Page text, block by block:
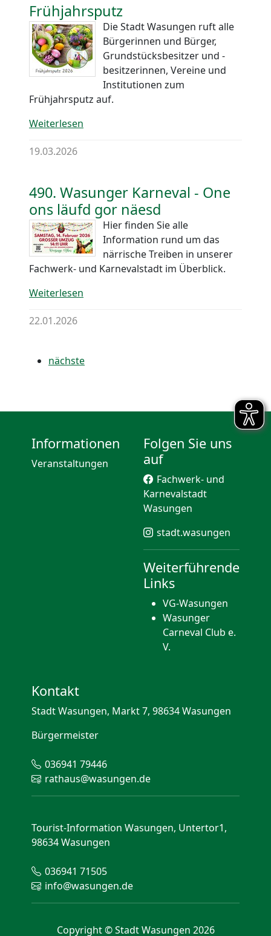
Frühjahrsputz
Die Stadt Wasungen ruft alle
Bürgerinnen und Bürger,
Grundstücksbesitzer und -
besitzerinnen, Vereine und
Institutionen zum
Frühjahrsputz auf.
Weiterlesen
19.03.2026
490. Wasunger Karneval - One
ons läufd gor näesd
Hier finden Sie alle
Information rund um das
närrische Treiben in unserer
Fachwerk- und Karnevalstadt im Überblick.
Weiterlesen
22.01.2026
nächste
Informationen
Veranstaltungen
Folgen Sie uns
auf
Fachwerk- und
Karnevalstadt
Wasungen
stadt.wasungen
Weiterführende
Links
VG-Wasungen
Wasunger
Carneval Club e.
V.
Kontakt
Stadt Wasungen, Markt 7, 98634 Wasungen
Bürgermeister
036941 79446
rathaus@wasungen.de
Tourist-Information Wasungen, Untertor1,
98634 Wasungen
036941 71505
info@wasungen.de
Copyright © Stadt Wasungen 2026